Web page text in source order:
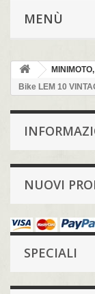
MENÙ
Bike LEM 10
NUOVI
SPECIALI